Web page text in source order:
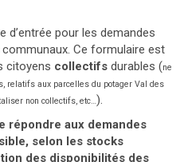
pour les demandes
communaux. Ce formulaire est
citoyens collectifs durables (ne
relatifs aux parcelles du potager Val des
non collectifs, etc…).
répondre aux demandes
selon les stocks
des disponibilités des